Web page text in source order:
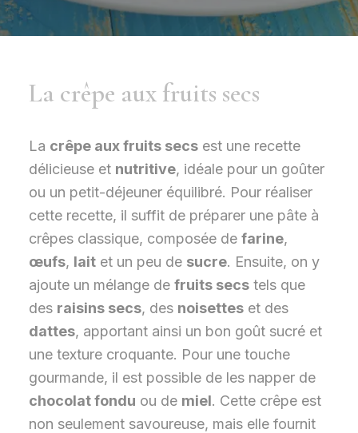
La crêpe aux fruits secs
La crêpe aux fruits secsest une recette
délicieuse et nutritive, idéale pour un goûter
ou un petit-déjeuner équilibré. Pour réaliser
cette recette, il suffit de préparer une pâte à
crêpes classique, composée de farine,
œufs, laitet un peu de sucre. Ensuite, on y
ajoute un mélange de fruits secstels que
des raisins secs, des noisetteset des
dattes, apportant ainsi un bon goût sucré et
une texture croquante. Pour une touche
gourmande, il est possible de les napper de
chocolat fondu ou de miel. Cette crêpe est
non seulement savoureuse, mais elle fournit